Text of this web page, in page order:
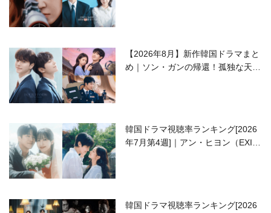
【2026年8月】新作韓国ドラマまと
め｜ソン・ガンの帰還！孤独な天才
韓国ドラマ視聴率ランキング[2026
年7月第4週]｜アン・ヒヨン（EXID
韓国ドラマ視聴率ランキング[2026